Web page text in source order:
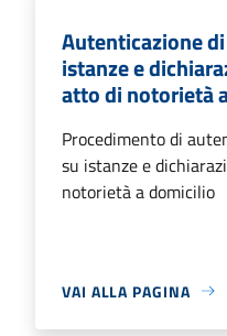
Autenticazione
istanze e
atto di notorietà
Procedimento di
su istanze e
notorietà a domicilio
VAI ALLA PAGINA